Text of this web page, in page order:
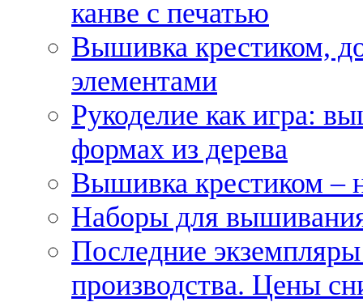
канве с печатью
Вышивка крестиком,
элементами
Рукоделие как игра:
формах из дерева
Вышивка крестиком –
Наборы для
Последние
производства. Цены